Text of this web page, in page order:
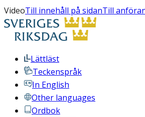
VideoTill innehåll på sidanTill
Lättläst
Teckenspråk
In English
Other languages
Ordbok